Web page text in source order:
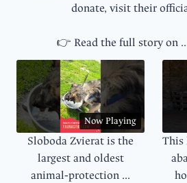
donate, visit their
👉 Read the full story on
Now Playing
Sloboda Zvierat is the
largest and oldest
animal‑protection ...
This